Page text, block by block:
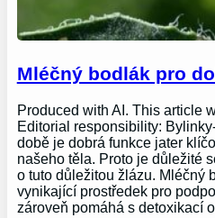
Mléčný bodlák pro
Produced with AI. This article
Editorial responsibility:
době je dobrá funkce jater
našeho těla. Proto je důležité
o tuto důležitou žlázu. Mléčný
vynikající prostředek pro
zároveň pomáhá s detoxikací